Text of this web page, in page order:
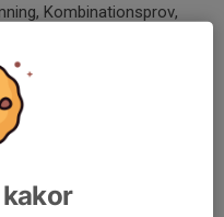
Kombinationsprov,
ska hagelgevärsprovet
får i